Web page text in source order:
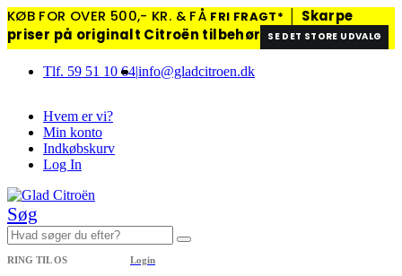
KØB FOR OVER 500,- KR. & FÅ FRI FRAGT*
Skarpe
priser på originalt Citroën tilbehør
SE DET STORE UDVALG
Tlf. 59 51 10 64|info@gladcitroen.dk
Hvem er vi?
Min konto
Indkøbskurv
Log In
Søg
RING TIL OS Login